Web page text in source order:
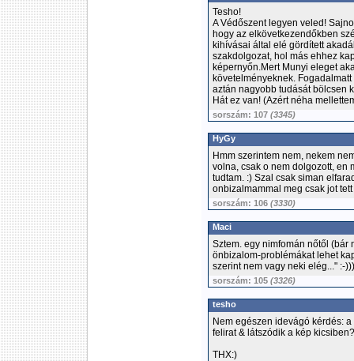
Tesho!
A Védőszent legyen veled!
hogy az elkövetkezendőkben
kihívásai által elé gördített
szakdolgozat, hol más ehhez
képernyőn.Mert Munyi eleget
követelményeknek.
aztán nagyobb tudását bölcsen
Hát ez van! (Azért néha
sorszám: 107 (3345)
HyGy
Hmm szerintem nem, nekem
volna, csak o nem dolgozott, en
tudtam. :) Szal csak siman
onbizalmammal meg csak jot
sorszám: 106 (3330)
Maci
Sztem. egy nimfomán nőtől (bár
önbizalom-problémákat lehet
szerint nem vagy neki elég..." :-)))
sorszám: 105 (3326)
tesho
Nem egészen idevágó kérdés:
felirat & látszódik a kép
THX:)